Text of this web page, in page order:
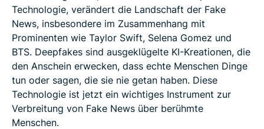
Technologie, verändert die Landschaft der Fake
News, insbesondere im Zusammenhang mit
Prominenten wie Taylor Swift, Selena Gomez und
BTS. Deepfakes sind ausgeklügelte KI-Kreationen, die
den Anschein erwecken, dass echte Menschen Dinge
tun oder sagen, die sie nie getan haben. Diese
Technologie ist jetzt ein wichtiges Instrument zur
Verbreitung von Fake News über berühmte
Menschen.